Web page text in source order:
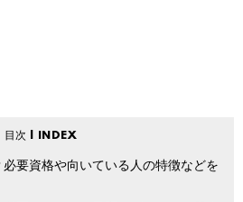
要資格や向いている人の特徴などを